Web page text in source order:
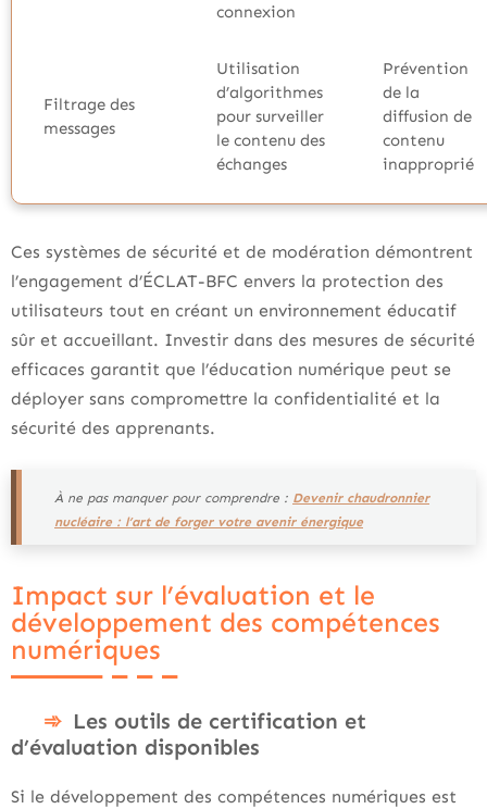
connexion
Filtrage des
messages
Utilisation
d’algorithmes
pour surveiller
le contenu des
échanges
Prévention
de la
diffusion de
contenu
inapproprié
Ces systèmes de sécurité et de modération démontrent
l’engagement d’ÉCLAT-BFC envers la protection des
utilisateurs tout en créant un environnement éducatif
sûr et accueillant. Investir dans des mesures de sécurité
efficaces garantit que l’éducation numérique peut se
déployer sans compromettre la confidentialité et la
sécurité des apprenants.
À ne pas manquer pour comprendre : Devenir chaudronnier
nucléaire : l’art de forger votre avenir énergique
Impact sur l’évaluation et le
développement des compétences
numériques
Les outils de certification et
d’évaluation disponibles
Si le développement des compétences numériques est